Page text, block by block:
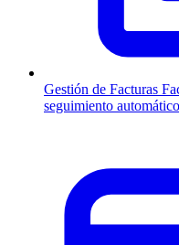
Gestión de Facturas
seguimiento